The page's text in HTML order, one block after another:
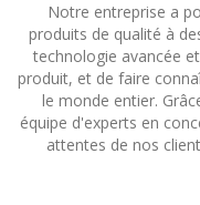
Notre entreprise a
produits de qualité à
technologie avancée
produit, et de faire
le monde entier.
équipe d'experts en
attentes de nos